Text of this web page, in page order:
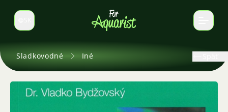
Prepnúť jazyk
Sladkovodné Iné